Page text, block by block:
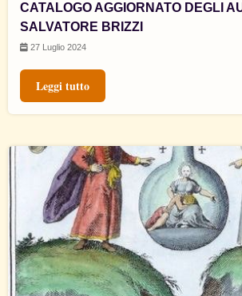
CATALOGO AGGIORNATO DEGLI
SALVATORE BRIZZI
27 Luglio 2024
Leggi tutto